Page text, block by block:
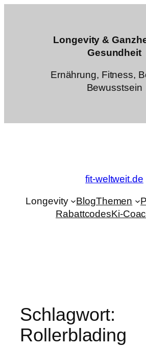
Longevity &
Gesundheit
Ernährung, Fitness,
Bewusstsein
fit-weltweit.de
Longevity BlogThemen
RabattcodesKi-
Schlagwort:
Rollerblading